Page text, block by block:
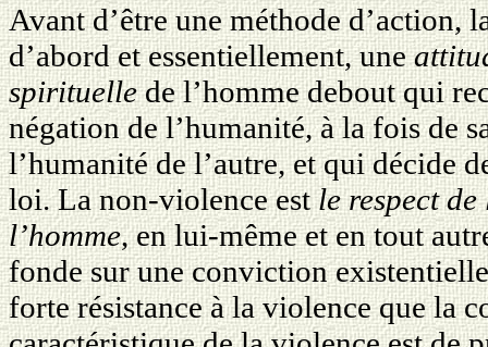
Avant d’être une méthode d’action,
d’abord et essentiellement, une
spirituellede l’homme debout qui
négation de l’humanité, à la fois de
l’humanité de l’autre, et qui décide
loi. La non-violence estle respect
l’homme, en lui-même et en tout
fonde sur une conviction
forte résistance à la violence que la